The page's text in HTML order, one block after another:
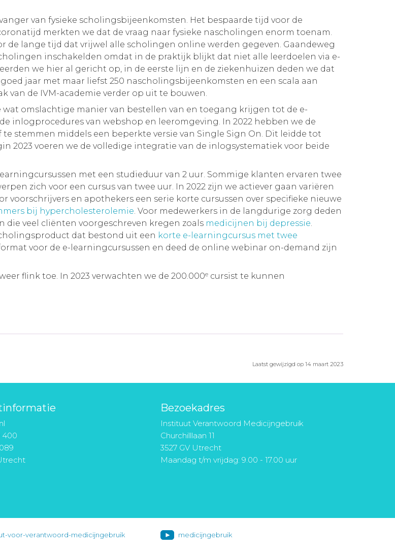
van fysieke scholingsbijeenkomsten. Het bespaarde tijd voor de
merkten we dat de vraag naar fysieke nascholingen enorm toenam.
de lange tijd dat vrijwel alle scholingen online werden gegeven. Gaandeweg
inschakelden omdat in de praktijk blijkt dat niet alle leerdoelen via e-
we hier al gericht op, in de eerste lijn en de ziekenhuizen deden we dat
jaar met maar liefst 250 nascholingsbijeenkomsten en een scala aan
van de IVM-academie verder op uit te bouwen.
omslachtige manier van bestellen van en toegang krijgen tot de e-
inlogprocedures van webshop en leeromgeving. In 2022 hebben we de
stemmen middels een beperkte versie van Single Sign On. Dit leidde tot
2023 voeren we de volledige integratie van de inlogsystematiek voor beide
met een studieduur van 2 uur. Sommige klanten ervaren twee
zich voor een cursus van twee uur. In 2022 zijn we actiever gaan variëren
voorschrijvers en apothekers een serie korte cursussen over specifieke nieuwe
bij hypercholesterolemie. Voor medewerkers in de langdurige zorg deden
veel cliënten voorgeschreven kregen zoals medicijnen bij depressie.
dat bestond uit een korte e-learningcursus met twee
voor de e-learningcursussen en deed de online webinar on-demand zijn
flink toe. In 2023 verwachten we de 200.000e cursist te kunnen
Laatst gewijzigd op 14 maart 2023
400
Bezoekadres
Instituut Verantwoord Medicijngebruik
Churchilllaan 11
3527 GV Utrecht
Maandag t/m vrijdag: 9.00 - 17.00 uur
voor-verantwoord-medicijngebruik medicijngebruik